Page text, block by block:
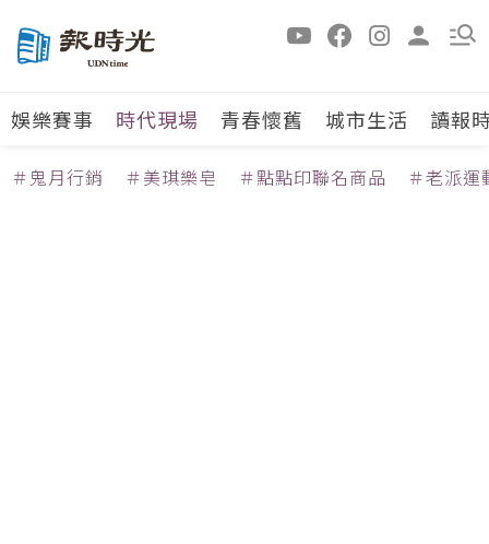
娛樂賽事 時代現場 青春懷舊 城市生活 讀報
＃鬼月行銷 ＃美琪樂皂 ＃點點印聯名商品 ＃老派運